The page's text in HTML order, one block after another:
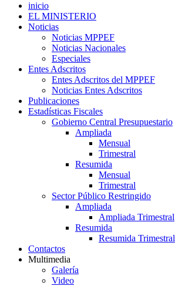
inicio
EL MINISTERIO
Noticias
Noticias MPPEF
Noticias Nacionales
Especiales
Entes Adscritos
Entes Adscritos del MPPEF
Noticias Entes Adscritos
Publicaciones
Estadísticas Fiscales
Gobierno Central Presupuestario
Ampliada
Mensual
Trimestral
Resumida
Mensual
Trimestral
Sector Público Restringido
Ampliada
Ampliada Trimestral
Resumida
Resumida Trimestral
Contactos
Multimedia
Galería
Video